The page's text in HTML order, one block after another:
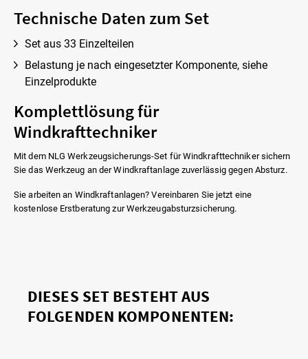
Technische Daten zum Set
Set aus 33 Einzelteilen
Belastung je nach eingesetzter Komponente, siehe
Einzelprodukte
Komplettlösung für
Windkrafttechniker
Mit dem NLG Werkzeugsicherungs-Set für Windkrafttechniker sichern
Sie das Werkzeug an der Windkraftanlage zuverlässig gegen Absturz.
Sie arbeiten an Windkraftanlagen? Vereinbaren Sie jetzt eine
kostenlose Erstberatung zur Werkzeugabsturzsicherung.
DIESES SET BESTEHT AUS
FOLGENDEN KOMPONENTEN: